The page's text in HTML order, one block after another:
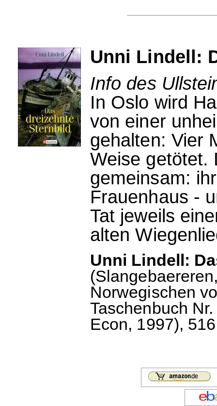
Unni Lindell:
Info des
In Oslo wird
von einer
gehalten: Vier
Weise getötet.
gemeinsam:
Frauenhaus -
Tat jeweils
alten
Unni Lindell:
Norwegischen
Taschenbuch
Econ, 1997),